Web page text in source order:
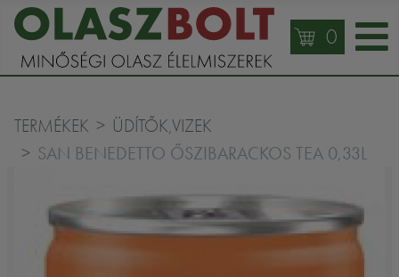
0
TERMÉKEK ÜDÍTŐK,VIZEK
SAN BENEDETTO ŐSZIBARACKOS TEA 0,33L